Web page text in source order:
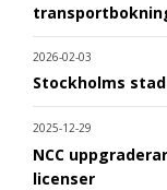
2026-02-03
Stockholms
2025-12-29
NCC
licenser